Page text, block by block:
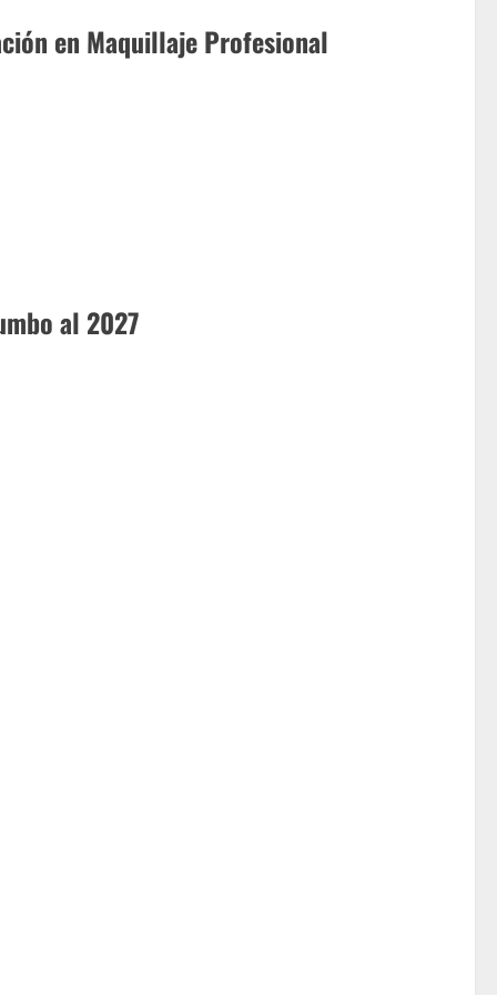
en Maquillaje Profesional
al 2027